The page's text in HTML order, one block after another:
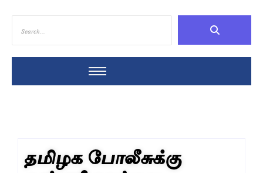
தமிழக போலீசுக்கு